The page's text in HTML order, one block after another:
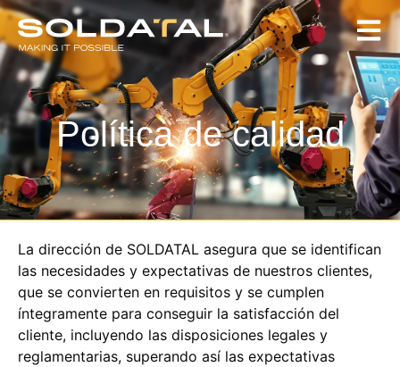
Política de calidad
La dirección de SOLDATAL asegura que se identifican
las necesidades y expectativas de nuestros clientes,
que se convierten en requisitos y se cumplen
íntegramente para conseguir la satisfacción del
cliente, incluyendo las disposiciones legales y
reglamentarias, superando así las expectativas